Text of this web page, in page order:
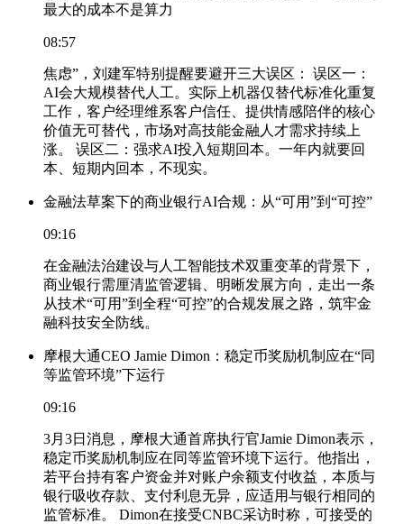
最大的成本不是算力
08:57
焦虑”，刘建军特别提醒要避开三大误区： 误区一：
AI会大规模替代人工。实际上机器仅替代标准化重复
工作，客户经理维系客户信任、提供情感陪伴的核心
价值无可替代，市场对高技能金融人才需求持续上
涨。 误区二：强求AI投入短期回本。一年内就要回
本、短期内回本，不现实。
金融法草案下的商业银行AI合规：从“可用”到“可控”
09:16
在金融法治建设与人工智能技术双重变革的背景下，
商业银行需厘清监管逻辑、明晰发展方向，走出一条
从技术“可用”到全程“可控”的合规发展之路，筑牢金
融科技安全防线。
摩根大通CEO Jamie Dimon：稳定币奖励机制应在“同
等监管环境”下运行
09:16
3月3日消息，摩根大通首席执行官Jamie Dimon表示，
稳定币奖励机制应在同等监管环境下运行。他指出，
若平台持有客户资金并对账户余额支付收益，本质与
银行吸收存款、支付利息无异，应适用与银行相同的
监管标准。 Dimon在接受CNBC采访时称，可接受的